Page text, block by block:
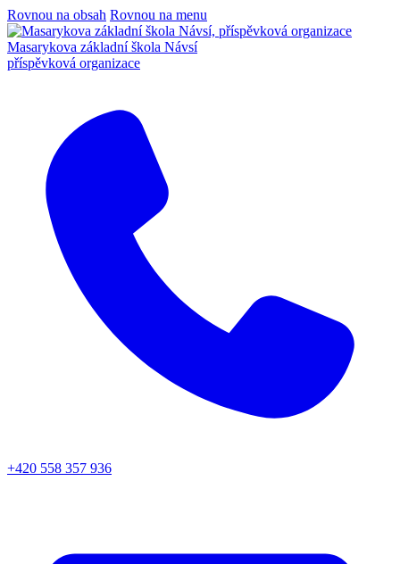
Rovnou na obsah Rovnou na menu
Masarykova základní škola Návsí
příspěvková organizace
+420 558 357 936